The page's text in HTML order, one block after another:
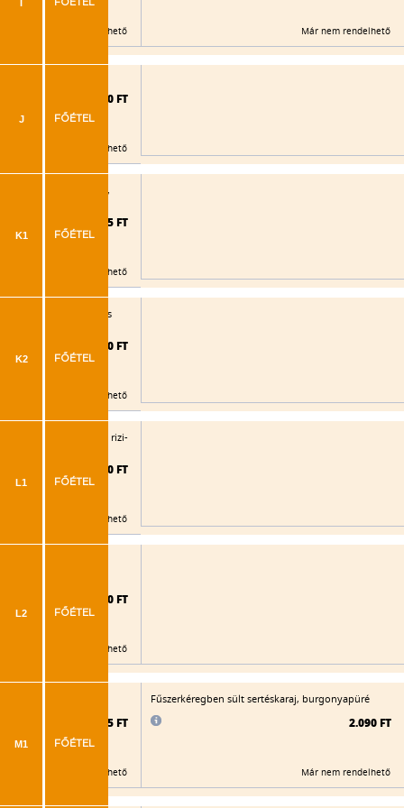
I FŐÉTEL
Már nem rendelhető Már nem rendelhető
J FŐÉTEL
2.060 FT
Már nem rendelhető
K1 FŐÉTEL
(baconos), tejszínes,
2.145 FT
Már nem rendelhető
K2 FŐÉTEL
(baconos), kukoricás
2.090 FT
Már nem rendelhető
L1 FŐÉTEL
rántott sertésborda, rizi-
2.050 FT
Már nem rendelhető
L2 FŐÉTEL
2.060 FT
Már nem rendelhető
M1 FŐÉTEL
2.085 FT
Már nem rendelhető
Fűszerkéregben sült sertéskaraj, burgonyapüré
2.090 FT
Már nem rendelhető